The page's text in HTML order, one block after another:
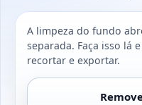
A limpeza do fundo
separada. Faça isso lá
recortar e exportar.